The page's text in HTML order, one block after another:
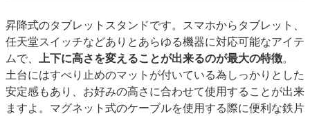
昇降式のタブレットスタンドです。スマホからタブレット、
任天堂スイッチなどありとあらゆる機器に対応可能なアイテ
ムで、
上下に高さを変えることが出来るのが最大の特徴。
土台にはすべり止めのマットが付いている為しっかりとした
安定感もあり、お好みの高さに合わせて使用することが出来
ますよ。マグネット式のケーブルを使用する際に便利な鉄片